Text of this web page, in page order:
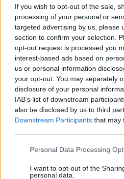
If you wish to opt-out of the sale,
processing of your personal or
targeted advertising by us, please
section to confirm your selection.
opt-out request is processed you
interest-based ads based on
us or personal information
your opt-out. You may separately
disclosure of your personal
IAB’s list of downstream
also be disclosed by us to third
Downstream Participants that may
Please note that this website/app
not limited to your visit or usage
Personal Data Processing
I want to opt-out of the
personal data.
megosztott bejegyzés, Jan
(PST időzóna szerint)
Őrület: de Brad Pitt tényleg
hasonlít az
Őrület: de Brad Pitt tényleg
hasonlít az